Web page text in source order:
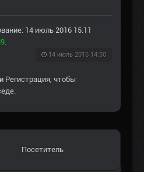
14 июль 2016 15:11
.
14 июль 2016 14:50
Регистрация, чтобы
Посетитель